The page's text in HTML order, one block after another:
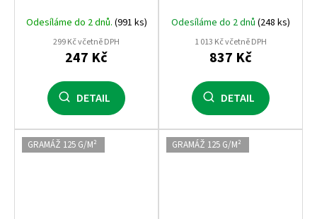
Odesíláme do 2 dnů. (991 ks)
299 Kč včetně DPH
247 Kč
DETAIL
Odesíláme do 2 dnů (248 ks)
1 013 Kč včetně DPH
837 Kč
DETAIL
GRAMÁŽ 125 G/M² GRAMÁŽ 125 G/M²